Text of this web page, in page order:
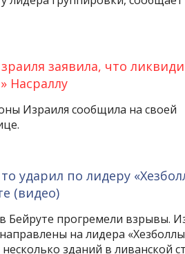
заявила, что
Насраллу
Израиля сообщила на своей
ударил по лидеру
(видео)
Бейруте прогремели взрывы.
на лидера
зданий в ливанской